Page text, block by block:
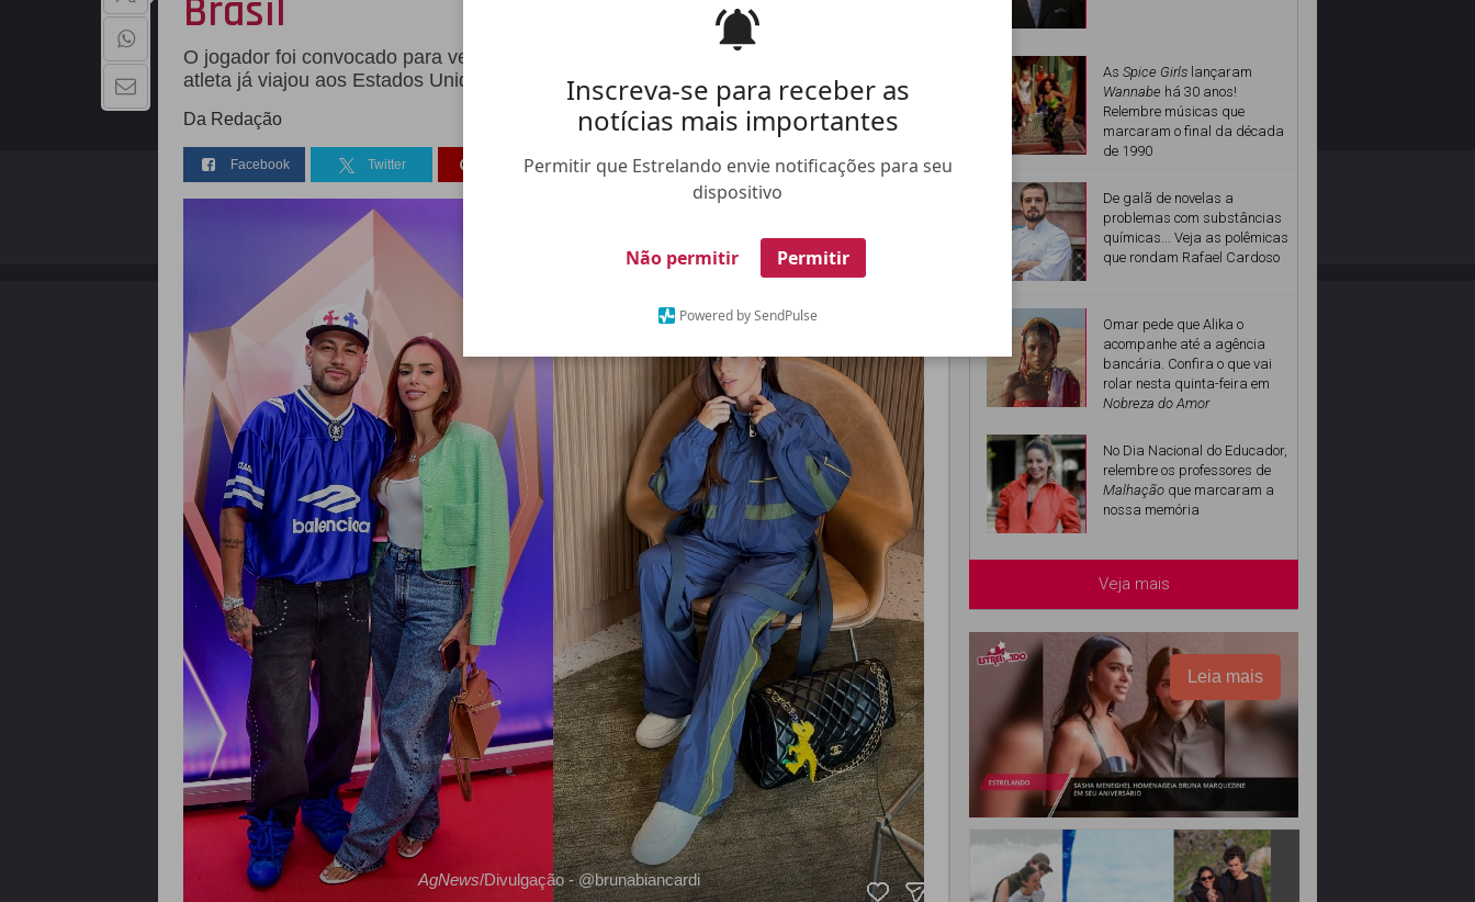
Inscreva-se para receber as
notícias mais importantes
Permitir que Estrelando envie notificações para seu
dispositivo
Não permitir Permitir
Powered by SendPulse
Brasil
O jogador foi convocado para vestir a camisa da Seleção Brasileira e a esposa do
atleta já viajou aos Estados Unidos para apoia-lo
Da Redação
Facebook Twitter Pinterest Whatsapp
AgNews/Divulgação - @brunabiancardi
As Spice Girls lançaram
Wannabe há 30 anos!
Relembre músicas que
marcaram o final da década
de 1990
De galã de novelas a
problemas com substâncias
químicas... Veja as polêmicas
que rondam Rafael Cardoso
Omar pede que Alika o
acompanhe até a agência
bancária. Confira o que vai
rolar nesta quinta-feira em
Nobreza do Amor
No Dia Nacional do Educador,
relembre os professores de
Malhação que marcaram a
nossa memória
Veja mais
Leia mais
QUEM SOMOS ANUNCIE NO ESTRELANDO TRABALHE NO ESTRELANDO
Copyright - 2026 | Todos os direitos reservados Desenvolvido por